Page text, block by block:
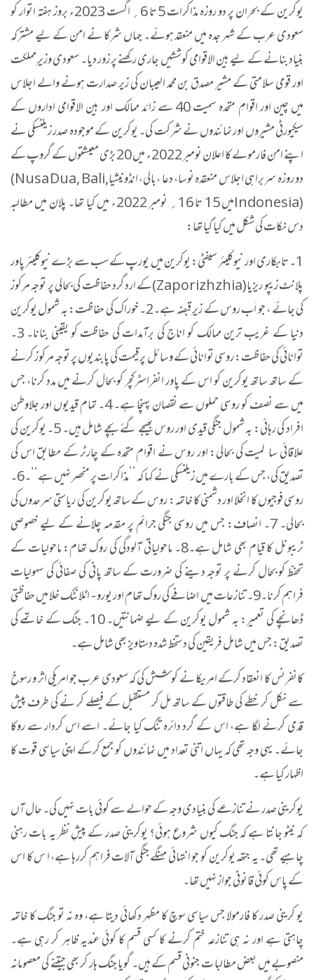
یوکرین کے بحران پر دو روزہ مذاکرات 5 تا 6؍ اگست 2023ء بروز ہفتہ اتوار کو
سعودی عرب کے شہر جدہ میں منعقد ہوئے۔ جہاں شرکا نے امن کے لیے مشترکہ
بنیاد بنانے کے لیے بین الاقوامی کوششیں جاری رکھنے پر زور دیا۔ سعودی وزیرِ مملکت
اور قومی سلامتی کے مشیر مصدق بن محمد العیبان کی زیر صدارت ہونے والے اجلاس
میں چین اور اقوامِ متحدہ سمیت 40 سے زائد ممالک اور بین الاقوامی اداروں کے
سیکیورٹی مشیروں اور نمائندوں نے شرکت کی۔ یوکرین کے موجودہ صدر زیلنسکی نے
اپنے امن فارمولے کا اعلان نومبر 2022ء میں 20 بڑی معیشتوں کے گروپ کے
دو روزہ سربراہی اجلاس منعقدہ نوسا، دعا ،بالی، انڈونیشیا(Nusa Dua, Bali,
Indonesia)
میں 15 تا 16؍ نومبر 2022ء میں کیا تھا۔ پلان میں مطالبہ
دس نکات کی شکل میں کیا گیا تھا:
1۔ تابکاری اور نیوکلیئر سیفٹی: یوکرین میں یورپ کے سب سے بڑے نیوکلیئر پاور
پلانٹ زیپو ریزیا(Zaporizhzhia)کے ارد گرد حفاظت کی بحالی پر توجہ مرکوز
کی جائے ، جو اَب روس کے زیرِ قبضہ ہے۔2۔ خوراک کی حفاظت: بہ شمول یوکرین
دنیا کے غریب ترین ممالک کو اناج کی برآمدات کی حفاظت کو یقینی بنانا۔ 3۔
توانائی کی حفاظت: روسی توانائی کے وسائل پر قیمت کی پابندیوں پر توجہ مرکوز کرنے
کے ساتھ ساتھ یوکرین کو اس کے پاور انفراسٹرکچر کو بحال کرنے میں مدد کرنا، جس
میں سے نصف کو روسی حملوں سے نقصان پہنچا ہے۔ 4۔ تمام قیدیوں اور جلاوطن
افراد کی رہائی: بہ شمول جنگی قیدی اور روس بھیجے گئے بچے شامل ہیں۔ 5۔ یوکرین کی
علاقائی سا لمیت کی بحالی: اور روس نے اقوام متحدہ کے چارٹر کے مطابق اس کی
تصدیق کی، جس کے بارے میں زیلنسکی نے کہا کہ ’’مذاکرات پر منحصر نہیں ہے‘‘۔6۔
روسی فوجیوں کا انخلا اور دشمنی کا خاتمہ: روس کے ساتھ یوکرین کی ریاستی سرحدوں کی
بحالی۔ 7۔ انصاف: جس میں روسی جنگی جرائم پر مقدمہ چلانے کے لیے خصوصی
ٹریبونل کا قیام بھی شامل ہے۔8۔ ماحولیاتی آلودگی کی روک تھام: ماحولیات کے
تحفظ کو بحال کرنے پر توجہ دینے کی ضرورت کے ساتھ پانی کی صفائی کی سہولیات
فراہم کرنا۔9۔ تنازعات میں اضافے کی روک تھام اور یورو - اٹلانٹک خلا میں حفاظتی
ڈھانچے کی تعمیر: بہ شمول یوکرین کے لیے ضمانتیں۔ 10۔ جنگ کے خاتمے کی
تصدیق: جس میں شامل فریقین کی دستخط شدہ دستاویز بھی شامل ہے۔
کانفرنس کا انعقاد کرکے امریکا نے کوشش کی کہ سعودی عرب جو امریکی اثر و رسوخ
سے نکل کر خطے کی طاقتوں کے ساتھ مل کر مستقبل کے فیصلے کر نے کی طرف پیش
قدمی کرنے لگا ہے، اس کے گرد دائرہ تنگ کیا جائے۔ اسے اس کردار سے روکا
جائے۔ یہی وجہ تھی کہ یہاں اتنی تعداد میں نمائندوں کو جمع کرکے اپنی سیاسی قوت کا
اظہار کیا ہے۔
یوکرینی صدر نے تنازعے کی بنیادی وجہ کے حوالے سے کوئی بات نہیں کی۔ حال آں
کہ نیٹو جانتا ہے کہ جنگ کیوں شروع ہوئی؟ یوکرینی صدر کے پیشِ نظر یہ بات رہنی
چاہیے تھی۔ یہ جتھہ یوکرین کو جو انتہائی مہنگے جنگی آلات فراہم کررہا ہے، ا س کا اس
کے پاس کوئی قانونی جواز نہیں تھا۔
یو کرینی صدر کا فارمولا جس سیاسی سوچ کا مظہر دکھائی دیتا ہے، وہ نہ تو جنگ کا خاتمہ
چاہتی ہے اور نہ ہی تنازعہ ختم کرنے کا کسی قسم کا کوئی عندیہ ظاہر کر رہی ہے۔
منصوبے میں بعض مطالبا ت جنونی قسم کے ہیں۔ گویا جنگ ہار کر بھی جیتنے کی معصومانہ